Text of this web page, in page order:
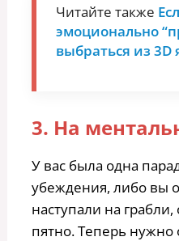
Читайте также
эмоционально
выбраться из 3D
3. На
У вас была одна
убеждения, либо вы
наступали на
пятно. Теперь нужно